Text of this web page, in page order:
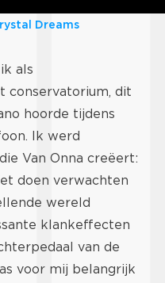
Dreams
als
conservatorium, dit
hoorde tijdens
Ik werd
Van Onna creëert:
doen verwachten
wereld
klankeffecten
van de
voor mij belangrijk